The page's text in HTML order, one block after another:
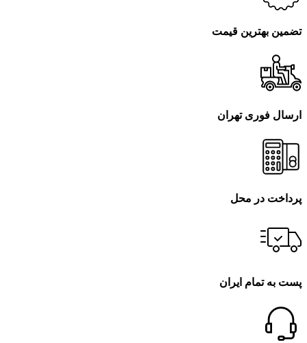
تضمین بهترین قیمت
ارسال فوری تهران
پرداخت در محل
پست به تمام ایران